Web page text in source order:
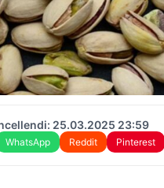
25.03.2025 23:59
WhatsApp Reddit Pinterest